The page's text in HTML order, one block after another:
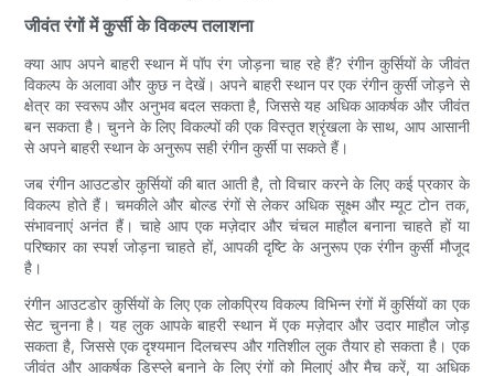
जीवंत रंगों में कुर्सी के विकल्प तलाशना
क्या आप अपने बाहरी स्थान में पॉप रंग जोड़ना चाह रहे हैं? रंगीन कुर्सियों के जीवंत
विकल्प के अलावा और कुछ न देखें। अपने बाहरी स्थान पर एक रंगीन कुर्सी जोड़ने से
क्षेत्र का स्वरूप और अनुभव बदल सकता है, जिससे यह अधिक आकर्षक और जीवंत
बन सकता है। चुनने के लिए विकल्पों की एक विस्तृत श्रृंखला के साथ, आप आसानी
से अपने बाहरी स्थान के अनुरूप सही रंगीन कुर्सी पा सकते हैं।
जब रंगीन आउटडोर कुर्सियों की बात आती है, तो विचार करने के लिए कई प्रकार के
विकल्प होते हैं। चमकीले और बोल्ड रंगों से लेकर अधिक सूक्ष्म और म्यूट टोन तक,
संभावनाएं अनंत हैं। चाहे आप एक मज़ेदार और चंचल माहौल बनाना चाहते हों या
परिष्कार का स्पर्श जोड़ना चाहते हों, आपकी दृष्टि के अनुरूप एक रंगीन कुर्सी मौजूद
है।
रंगीन आउटडोर कुर्सियों के लिए एक लोकप्रिय विकल्प विभिन्न रंगों में कुर्सियों का एक
सेट चुनना है। यह लुक आपके बाहरी स्थान में एक मज़ेदार और उदार माहौल जोड़
सकता है, जिससे एक दृश्यमान दिलचस्प और गतिशील लुक तैयार हो सकता है। एक
जीवंत और आकर्षक डिस्प्ले बनाने के लिए रंगों को मिलाएं और मैच करें, या अधिक